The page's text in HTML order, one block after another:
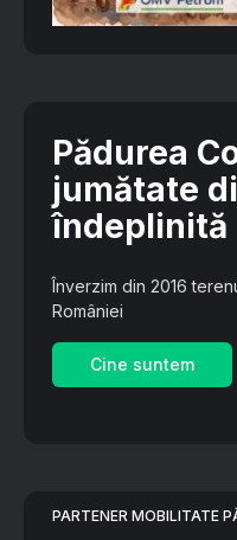
Pădurea
jumătate
îndeplinită
Înverzim din 2016
României
Cine suntem
PARTENER MOBILITATE